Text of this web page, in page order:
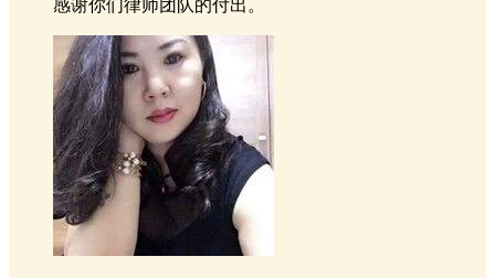
感谢你们律师团队的付出。